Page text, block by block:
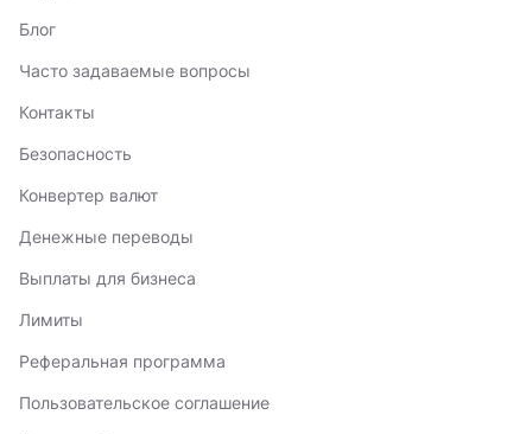
Блог
Часто задаваемые вопросы
Контакты
Безопасность
Конвертер валют
Денежные переводы
Выплаты для бизнеса
Лимиты
Реферальная программа
Пользовательское соглашение